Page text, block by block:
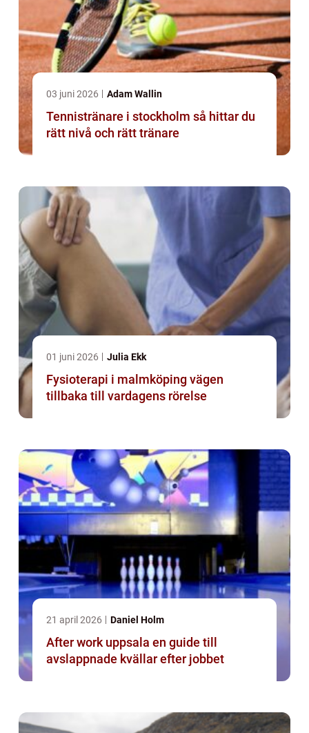
03 juni 2026 Adam Wallin
Tennistränare i stockholm så hittar du
rätt nivå och rätt tränare
01 juni 2026 Julia Ekk
Fysioterapi i malmköping vägen
tillbaka till vardagens rörelse
21 april 2026 Daniel Holm
After work uppsala en guide till
avslappnade kvällar efter jobbet